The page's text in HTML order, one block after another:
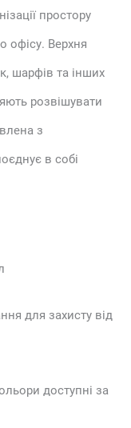
простору
офісу. Верхня
шарфів та інших
розвішувати
з
в собі
для захисту від
доступні за